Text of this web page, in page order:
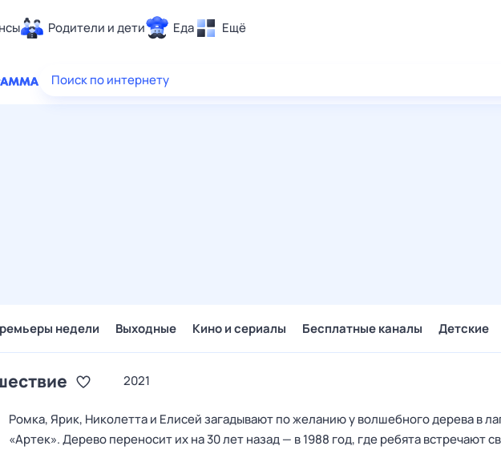
Родители и дети Еда Ещё
Здоровье
Поиск по интернету
недели Выходные Кино и сериалы Бесплатные каналы Детские
2021
Ромка, Ярик, Николетта и Елисей загадывают по желанию у волшебного дерева в
«Артек». Дерево переносит их на 30 лет назад — в 1988 год, где ребята встречают